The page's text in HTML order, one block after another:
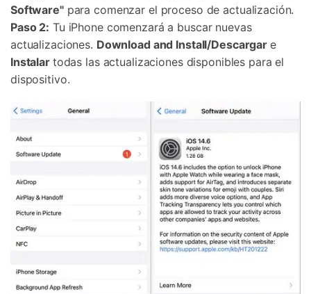
Software"para comenzar el proceso de actualización.
Paso 2: Tu iPhone comenzará a buscar nuevas
actualizaciones. Download and Install/Descargar e
Instalar todas las actualizaciones disponibles para el
dispositivo.